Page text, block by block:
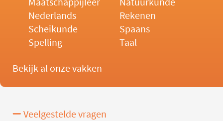
Nederlands
Rekenen
Scheikunde
Spaans
Spelling
Taal
Bekijk al onze vakken
Veelgestelde vragen